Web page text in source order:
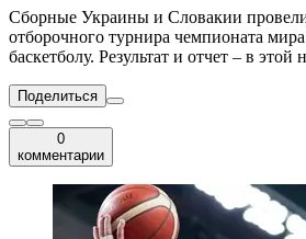
Сборные Украины и Словакии
отборочного турнира чемпионата
баскетболу. Результат и отчет – в
Поделиться
0
комментарии